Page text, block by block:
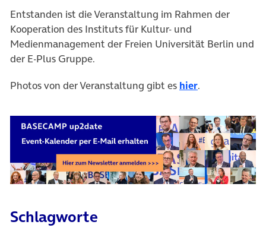
Entstanden ist die Veranstaltung im Rahmen der
Kooperation des Instituts für Kultur- und
Medienmanagement der Freien Universität Berlin und
der E-Plus Gruppe.
Photos von der Veranstaltung gibt es hier(öffnet in
.
Schlagworte